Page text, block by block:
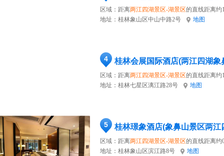
区域：距离两江四湖景区-湖景区的直线距离约
地址： 桂林象山区中山中路2号 地图
4 桂林会展国际酒店(两江四湖象
区域：距离两江四湖景区-湖景区的直线距离约
地址： 桂林七星区漓江路28号 地图
5 桂林璟象酒店(象鼻山景区两江
区域：距离两江四湖景区-湖景区的直线距离约
地址： 桂林象山区滨江路8号 地图